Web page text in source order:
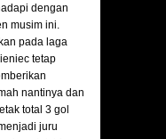
dengan
musim ini.
pada laga
tetap
nantinya dan
total 3 gol
juru